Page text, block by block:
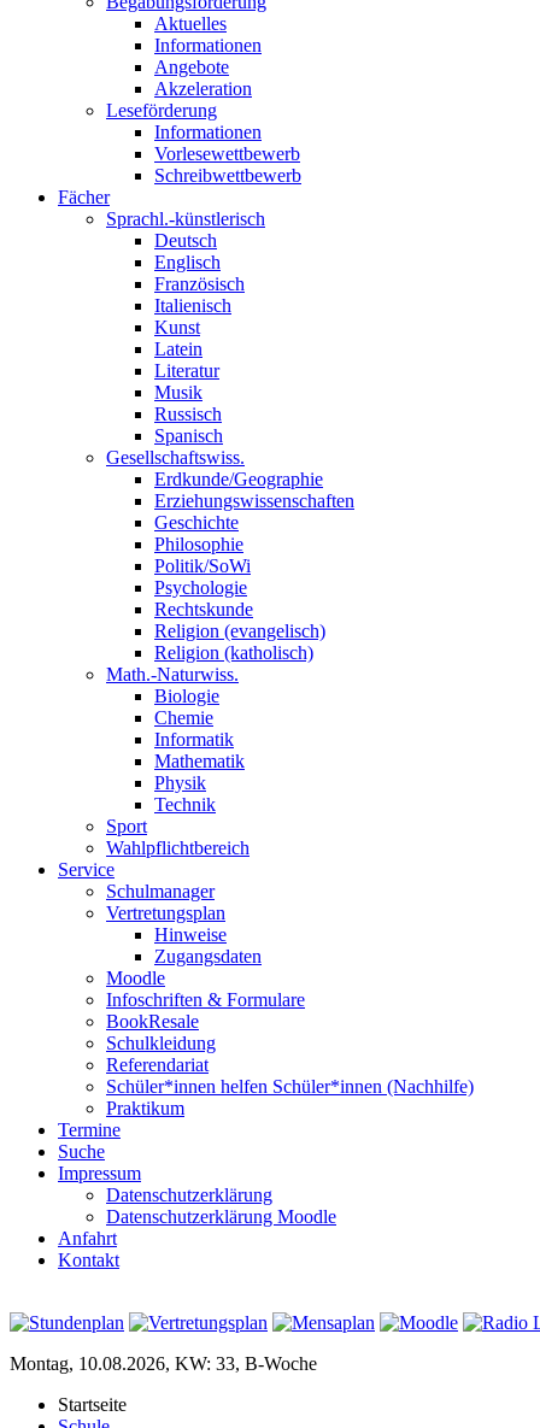
Aktuelles
Informationen
Angebote
Akzeleration
Leseförderung
Informationen
Vorlesewettbewerb
Schreibwettbewerb
Fächer
Sprachl.-künstlerisch
Deutsch
Englisch
Französisch
Italienisch
Kunst
Latein
Literatur
Musik
Russisch
Spanisch
Gesellschaftswiss.
Erdkunde/Geographie
Erziehungswissenschaften
Geschichte
Philosophie
Politik/SoWi
Psychologie
Rechtskunde
Religion (evangelisch)
Religion (katholisch)
Math.-Naturwiss.
Biologie
Chemie
Informatik
Mathematik
Physik
Technik
Sport
Wahlpflichtbereich
Service
Schulmanager
Vertretungsplan
Hinweise
Zugangsdaten
Moodle
Infoschriften & Formulare
BookResale
Schulkleidung
Referendariat
Schüler*innen helfen Schüler*innen (Nachhilfe)
Praktikum
Termine
Suche
Impressum
Datenschutzerklärung
Datenschutzerklärung Moodle
Anfahrt
Kontakt
Montag, 10.08.2026, KW: 33, B-Woche
Startseite